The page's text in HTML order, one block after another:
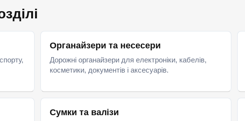
Органайзери та несесери
Дорожні органайзери для електроніки, кабелів,
косметики, документів і аксесуарів.
Сумки та валізи